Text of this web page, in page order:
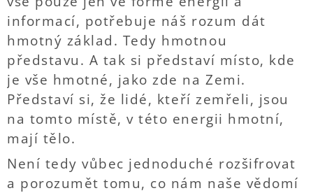
informací, potřebuje náš rozum dát
hmotný základ. Tedy hmotnou
představu. A tak si představí místo, kde
je vše hmotné, jako zde na Zemi.
Představí si, že lidé, kteří zemřeli, jsou
na tomto místě, v této energii hmotní,
mají tělo.
Není tedy vůbec jednoduché rozšifrovat
a porozumět tomu, co nám naše vědomí